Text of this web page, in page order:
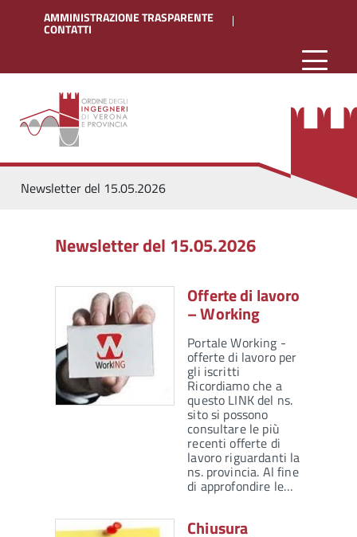
AMMINISTRAZIONE TRASPARENTE
CONTATTI
Newsletter del 15.05.2026
Newsletter del 15.05.2026
Offerte di lavoro
– Working
Portale Working -
offerte di lavoro per
gli iscritti
Ricordiamo che a
questo LINK del ns.
sito si possono
consultare le più
recenti offerte di
lavoro riguardanti la
ns. provincia. Al fine
di approfondire le…
Chiusura